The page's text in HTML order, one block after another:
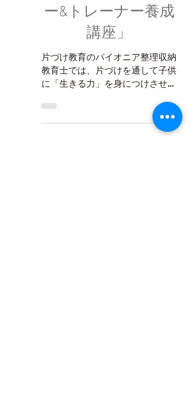
で防災活用セミナ
ー&トレーナー養成
講座」
片づけ教育のパイオニア整理収納
教育士では、片づけを通して子供
に「生きる力」を身につけさせる
ことを目的に、日々「片づけ教
育」に取り組んでいます。 子ど